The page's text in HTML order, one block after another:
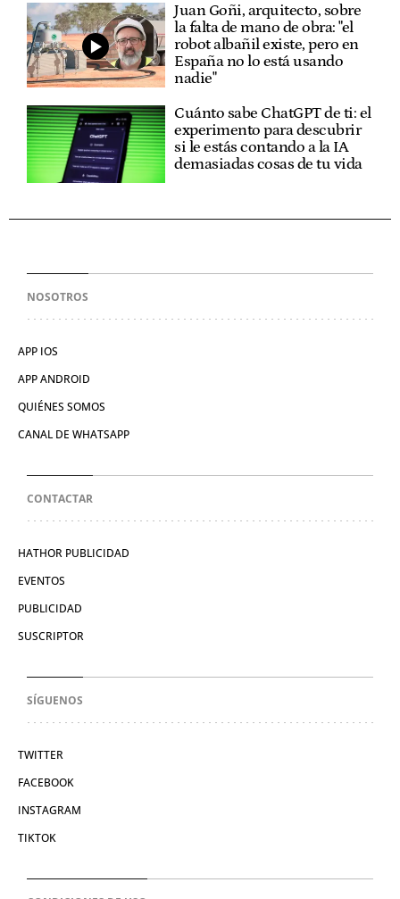
Juan Goñi, arquitecto, sobre
la falta de mano de obra: "el
robot albañil existe, pero en
España no lo está usando
nadie"
Cuánto sabe ChatGPT de ti: el
experimento para descubrir
si le estás contando a la IA
demasiadas cosas de tu vida
NOSOTROS
APP IOS
APP ANDROID
QUIÉNES SOMOS
CANAL DE WHATSAPP
CONTACTAR
HATHOR PUBLICIDAD
EVENTOS
PUBLICIDAD
SUSCRIPTOR
SÍGUENOS
TWITTER
FACEBOOK
INSTAGRAM
TIKTOK